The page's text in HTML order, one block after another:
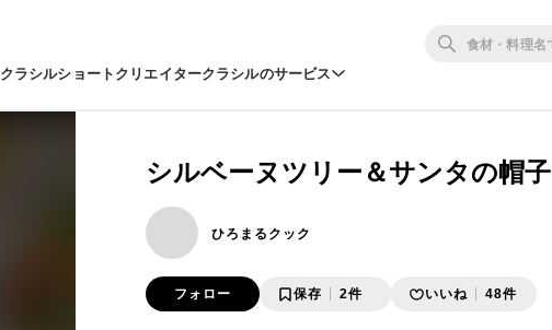
クラシルショートクリエイタークラシルのサービス
シルベーヌツリー＆サンタの帽子
ひろまるクック
フォロー 保存 2件 いいね 48件